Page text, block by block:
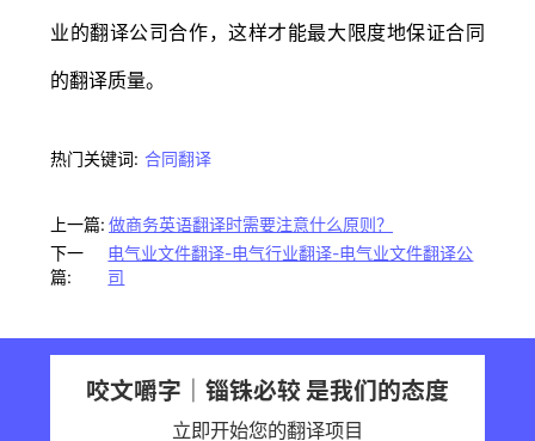
业的翻译公司合作，这样才能最大限度地保证合同
的翻译质量。
热门关键词: 合同翻译
上一篇: 做商务英语翻译时需要注意什么原则？
下一
篇:
电气业文件翻译-电气行业翻译-电气业文件翻译公
司
咬文嚼字｜锱铢必较 是我们的态度
立即开始您的翻译项目